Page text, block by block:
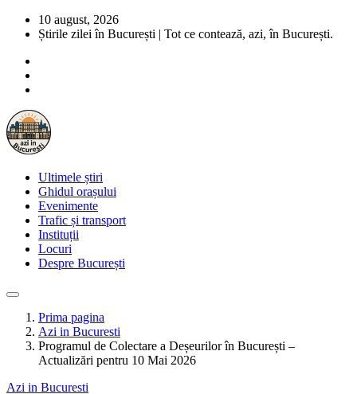
10 august, 2026
Știrile zilei în București | Tot ce contează, azi, în București.
Ultimele știri
Ghidul orașului
Evenimente
Trafic și transport
Instituții
Locuri
Despre București
Prima pagina
Azi in Bucuresti
Programul de Colectare a Deșeurilor în București –
Actualizări pentru 10 Mai 2026
Azi in Bucuresti